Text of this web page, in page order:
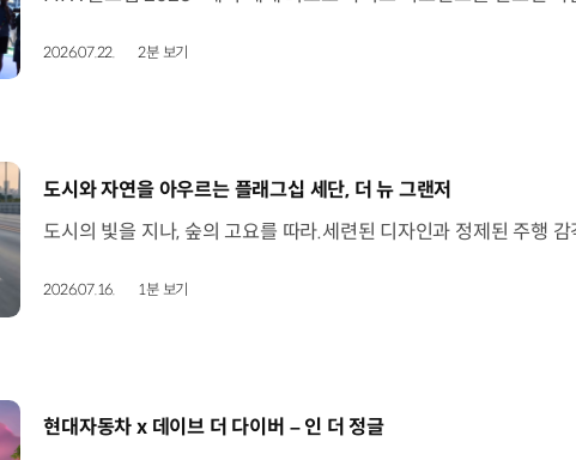
2026.07.22. 2분 보기
[동영상]
도시와 자연을 아우르는 플래그십 세단, 더 뉴 그랜저
2026.07.16. 1분 보기
[동영상]
현대자동차 x 데이브 더 다이버 – 인 더 정글